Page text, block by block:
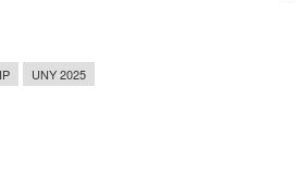
UNY 2025